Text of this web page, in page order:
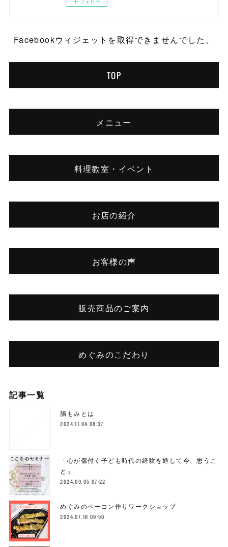
Facebookウィジェットを取得できませんでした。
TOP
メニュー
料理教室・イベント
お店の紹介
お客様の声
販売商品のご案内
めぐみのこだわり
記事一覧
腸もみとは
2024.11.04 08:37
「心が傷付く子ども時代の経験を通して今、思うこ
と」
2024.09.05 07:22
めぐみのベーコン作りワークショップ
2024.07.16 09:50